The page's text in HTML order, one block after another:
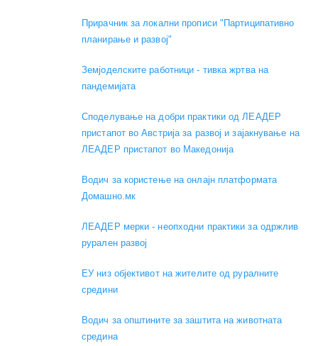
Прирачник за локални прописи "Партиципативно
планирање и развој"
Земјоделските работници - тивка жртва на
пандемијата
Споделување на добри практики од ЛЕАДЕР
пристапот во Австрија за развој и зајакнување на
ЛЕАДЕР пристапот во Македонија
Водич за користење на онлајн платформата
Домашно.мк
ЛЕАДЕР мерки - неопходни практики за одржлив
рурален развој
ЕУ низ објективот на жителите од руралните
средини
Водич за општините за заштита на животната
средина